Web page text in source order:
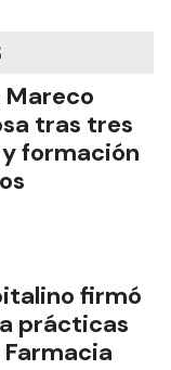
tras tres
formación
firmó
prácticas